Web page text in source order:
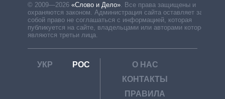
© 2009—2026 «Слово и Дело»
Все права защищены и
охраняются законом. Администрация сайта оставляет за
собой право не соглашаться с информацией, которая
публикуется на сайте, владельцами или авторами которой
являются третьи лица.
УКР РОС
О НАС
КОНТАКТЫ
ПРАВИЛА